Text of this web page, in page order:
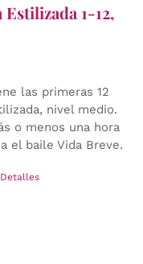
Estilizada 1-12,
las primeras 12
nivel medio.
o menos una hora
el baile Vida Breve.
Detalles